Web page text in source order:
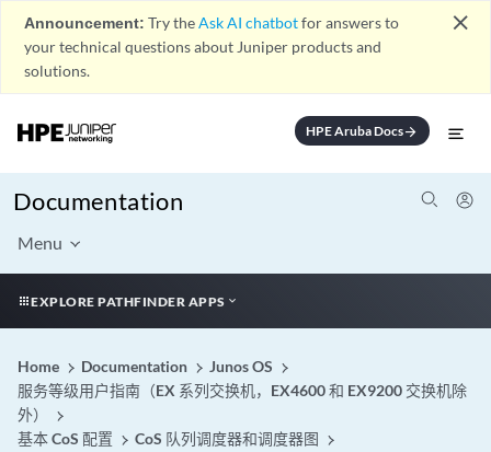
Announcement: Try theAsk AI chatbotfor answers to
your technical questions about Juniper products and
solutions.
close
HPE Aruba Docsarrow_forward
Documentation
Menu
EXPLORE PATHFINDER APPS
Home Documentation
Junos OS
服务等级用户指南（EX 系列交换机，EX4600 和 EX9200 交换机除
外）
基本 CoS 配置
CoS 队列调度器和调度器图